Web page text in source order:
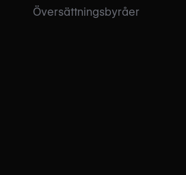
Översättningsbyråer